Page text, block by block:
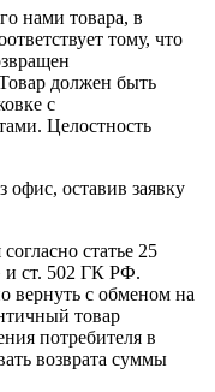
нами товара, в
тому, что
должен быть
с
Целостность
офис, оставив заявку
статье 25
и ст. 502 ГК РФ.
вернуть с обменом на
товар
потребителя в
возврата суммы